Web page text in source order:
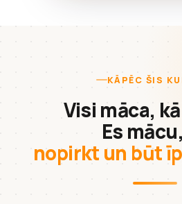
KĀPĒC ŠIS
Visi māca,
Es
nopirkt un būt